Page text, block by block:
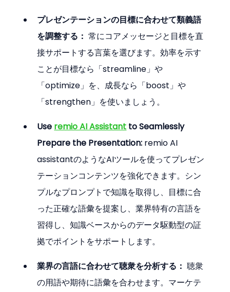
プレゼンテーションの目標に合わせて類義語
を調整する： 常にコアメッセージと目標を直
接サポートする言葉を選びます。効率を示す
ことが目標なら「streamline」や
「optimize」を、成長なら「boost」や
「strengthen」を使いましょう。
Use remio AI Assistant to Seamlessly
Prepare the Presentation: remio AI
assistantのようなAIツールを使ってプレゼン
テーションコンテンツを強化できます。シン
プルなプロンプトで知識を取得し、目標に合
った正確な語彙を提案し、業界特有の言語を
習得し、知識ベースからのデータ駆動型の証
拠でポイントをサポートします。
業界の言語に合わせて聴衆を分析する： 聴衆
の用語や期待に語彙を合わせます。マーケテ